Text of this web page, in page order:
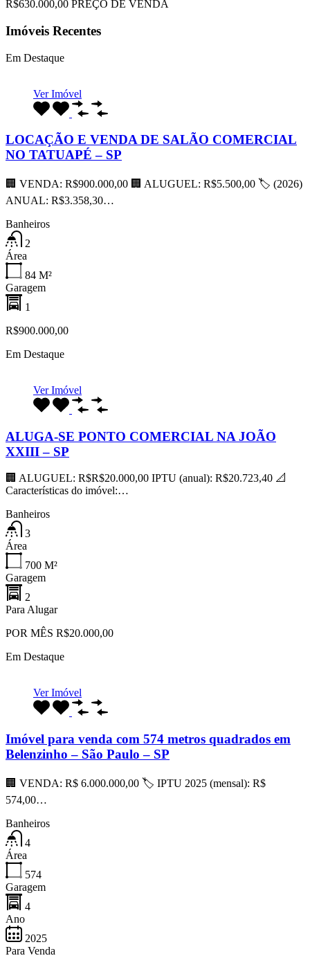
R$630.000,00 PREÇO DE VENDA
Imóveis Recentes
Em Destaque
Ver Imóvel
LOCAÇÃO E VENDA DE SALÃO COMERCIAL
NO TATUAPÉ – SP
🏢 VENDA: R$900.000,00 🏢 ALUGUEL: R$5.500,00 🏷 (2026)
ANUAL: R$3.358,30…
Banheiros
2
Área
84 M²
Garagem
1
R$900.000,00
Em Destaque
Ver Imóvel
ALUGA-SE PONTO COMERCIAL NA JOÃO
XXIII – SP
🏢 ALUGUEL: R$R$20.000,00 IPTU (anual): R$20.723,40 📐
Características do imóvel:…
Banheiros
3
Área
700 M²
Garagem
2
Para Alugar
POR MÊS R$20.000,00
Em Destaque
Ver Imóvel
Imóvel para venda com 574 metros quadrados em
Belenzinho – São Paulo – SP
🏢 VENDA: R$ 6.000.000,00 🏷 IPTU 2025 (mensal): R$
574,00…
Banheiros
4
Área
574
Garagem
4
Ano
2025
Para Venda